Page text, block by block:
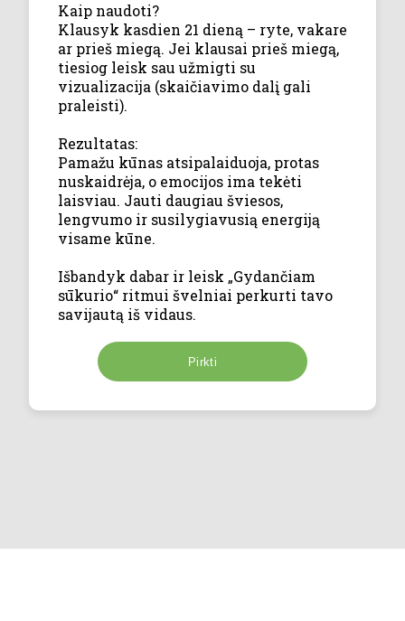
Kaip naudoti?
Klausyk kasdien 21 dieną – ryte, vakare
ar prieš miegą. Jei klausai prieš miegą,
tiesiog leisk sau užmigti su
vizualizacija (skaičiavimo dalį gali
praleisti).
Rezultatas:
Pamažu kūnas atsipalaiduoja, protas
nuskaidrėja, o emocijos ima tekėti
laisviau. Jauti daugiau šviesos,
lengvumo ir susilygiavusią energiją
visame kūne.
Išbandyk dabar ir leisk „Gydančiam
sūkurio“ ritmui švelniai perkurti tavo
savijautą iš vidaus.